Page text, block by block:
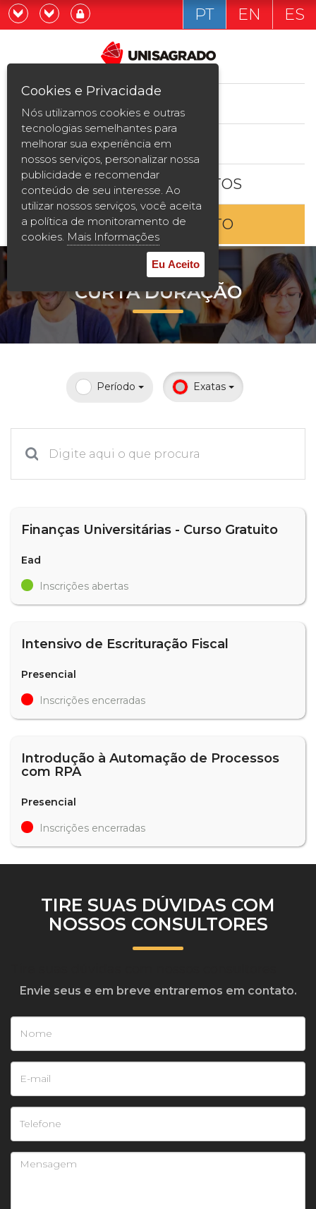
Graduação
Pós-graduação e MBA
Curta Duração
Vestibular
2ª Graduação
Transferência
Reingresso
Prouni
Desconto de pontualidade
Calendário acadêmico
Já sou estudande
Quero ser estudante
PT EN ES
ESTUDE AQUI
BOLSAS E DESCONTOS
ENTRE EM CONTATO
CURTA DURAÇÃO
Período Exatas
Finanças Universitárias - Curso Gratuito
Ead
Inscrições abertas
Intensivo de Escrituração Fiscal
Presencial
Inscrições encerradas
Introdução à Automação de Processos
com RPA
Presencial
Inscrições encerradas
TIRE SUAS DÚVIDAS COM
NOSSOS CONSULTORES
Envie seus e em breve entraremos em contato.
Cookies e Privacidade
Nós utilizamos cookies e outras
tecnologias semelhantes para
melhorar sua experiência em
nossos serviços, personalizar nossa
publicidade e recomendar
conteúdo de seu interesse. Ao
utilizar nossos serviços, você aceita
a política de monitoramento de
cookies. Mais Informações
Eu Aceito